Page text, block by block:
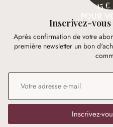
15 €
POUR
Inscrivez-
Après confirmation de votre
première newsletter un bon
Adresse e-mail
Inscrivez-